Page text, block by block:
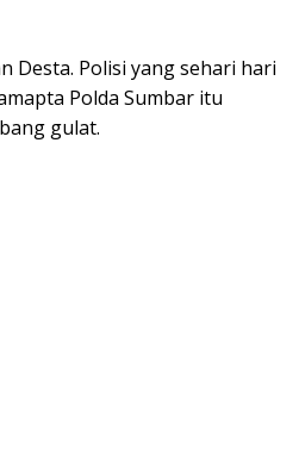
Desta. Polisi yang sehari hari
Polda Sumbar itu
gulat.